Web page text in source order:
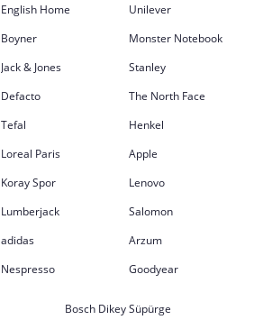
English Home
Unilever
Boyner
Monster Notebook
Jack & Jones
Stanley
Defacto
The North Face
Tefal
Henkel
Loreal Paris
Apple
Koray Spor
Lenovo
Lumberjack
Salomon
adidas
Arzum
Nespresso Goodyear
Bosch Dikey Süpürge